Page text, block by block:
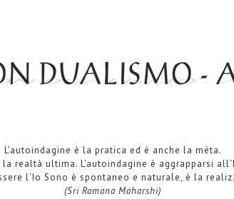
L’autoindagine è la pratica ed è anche la mèta.
la realtà ultima. L’autoindagine è aggrapparsi
l‘Io Sono è spontaneo e naturale, è la
(Sri Ramana Maharshi)